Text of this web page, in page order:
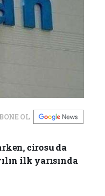
OL
cirosu da
ilk yarısında